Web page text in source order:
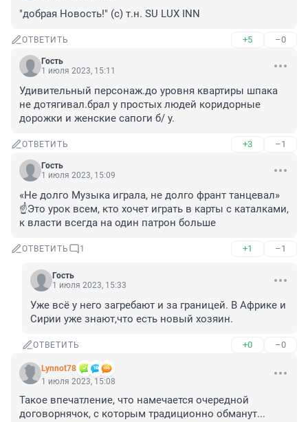
"добрая Новость!" (с) т.н. SU LUX INN
ОТВЕТИТЬ +5 –0
Гость
1 июля 2023, 15:11
Удивительный персонаж.до уровня квартиры шпака
не дотягивал.брал у простых людей коридорные
дорожки и женские сапоги б/ у.
ОТВЕТИТЬ +3 –1
Гость
1 июля 2023, 15:09
«Не долго Музыка играла, не долго франт танцевал»
☝️Это урок всем, кто хочет играть в карты с каталками,
к власти всегда на один патрон больше
ОТВЕТИТЬ 1 +1 –1
Гость
1 июля 2023, 15:33
Уже всё у него загребают и за границей. В Африке и
Сирии уже знают,что есть новый хозяин.
ОТВЕТИТЬ +0 –0
Lynnot78
1 июля 2023, 15:08
Такое впечатление, что намечается очередной
договорнячок, с которым традиционно обманут...